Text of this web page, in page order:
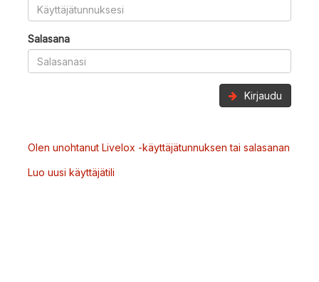
Salasana
Kirjaudu
Olen unohtanut Livelox -käyttäjätunnuksen tai salasanan
Luo uusi käyttäjätili